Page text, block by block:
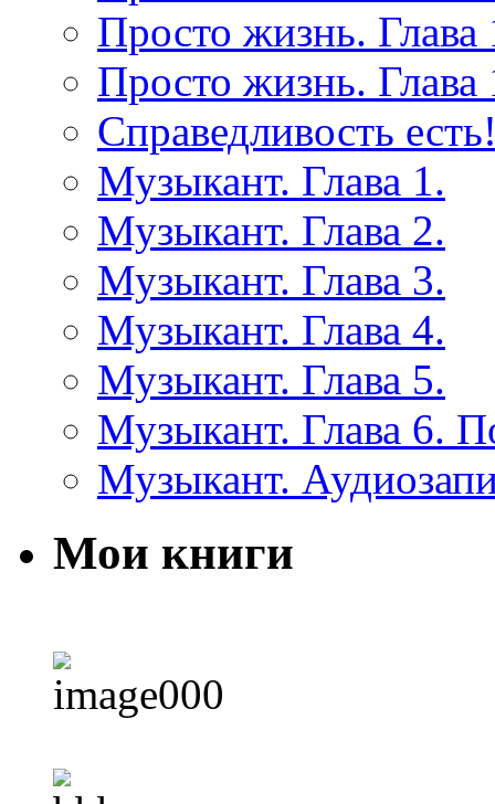
Просто жизнь. Глава
Просто жизнь. Глава
Справедливость
Музыкант. Глава 1.
Музыкант. Глава 2.
Музыкант. Глава 3.
Музыкант. Глава 4.
Музыкант. Глава 5.
Музыкант. Глава 6.
Музыкант.
Мои книги